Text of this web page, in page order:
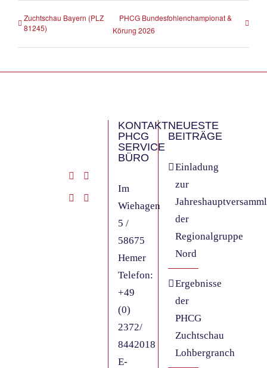
Zuchtschau Bayern (PLZ
81245)
PHCG Bundesfohlenchampionat &
Körung 2026
KONTAKT
PHCG
SERVICE
BÜRO
Im
Wiehagen
5 /
58675
Hemer
Telefon:
+49
(0)
2372/
8442018
E-
NEUESTE
BEITRÄGE
Einladung
zur
der
Regionalgruppe
Nord
Ergebnisse
der
PHCG
Zuchtschau
Lohbergranch